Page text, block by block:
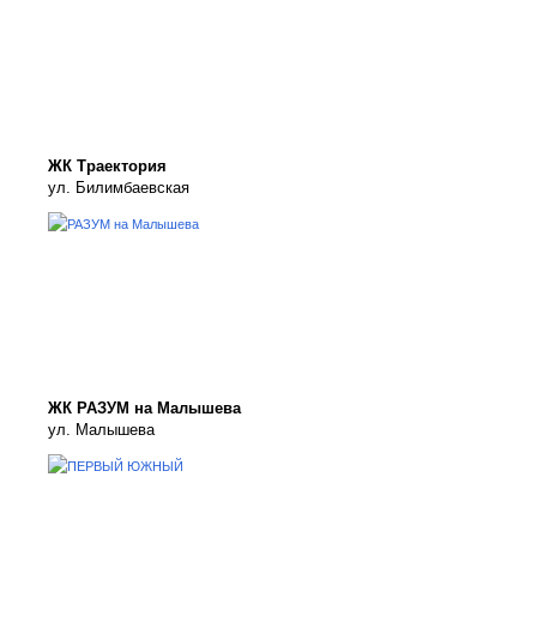
ЖК Траектория
ул. Билимбаевская
ЖК РАЗУМ на Малышева
ул. Малышева